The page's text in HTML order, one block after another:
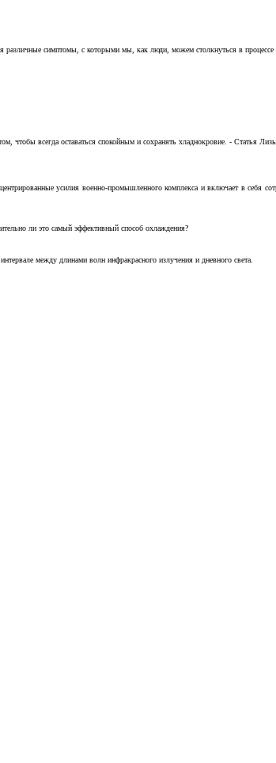
симптомы, с которыми мы, как люди, можем столкнуться в
чтобы всегда оставаться спокойным и сохранять хладнокровие. - Статья
усилия военно-промышленного комплекса и включает в себя
ли это самый эффективный способ охлаждения?
между длинами волн инфракрасного излучения и дневного света.